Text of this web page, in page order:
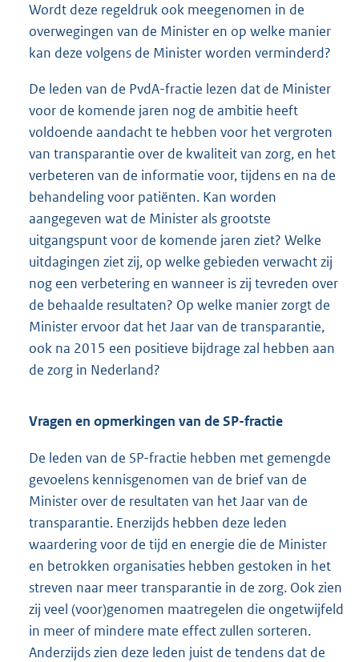
Wordt deze regeldruk ook meegenomen in de
overwegingen van de Minister en op welke manier
kan deze volgens de Minister worden verminderd?
De leden van de PvdA-fractie lezen dat de Minister
voor de komende jaren nog de ambitie heeft
voldoende aandacht te hebben voor het vergroten
van transparantie over de kwaliteit van zorg, en het
verbeteren van de informatie voor, tijdens en na de
behandeling voor patiënten. Kan worden
aangegeven wat de Minister als grootste
uitgangspunt voor de komende jaren ziet? Welke
uitdagingen ziet zij, op welke gebieden verwacht zij
nog een verbetering en wanneer is zij tevreden over
de behaalde resultaten? Op welke manier zorgt de
Minister ervoor dat het Jaar van de transparantie,
ook na 2015 een positieve bijdrage zal hebben aan
de zorg in Nederland?
Vragen en opmerkingen van de SP-fractie
De leden van de SP-fractie hebben met gemengde
gevoelens kennisgenomen van de brief van de
Minister over de resultaten van het Jaar van de
transparantie. Enerzijds hebben deze leden
waardering voor de tijd en energie die de Minister
en betrokken organisaties hebben gestoken in het
streven naar meer transparantie in de zorg. Ook zien
zij veel (voor)genomen maatregelen die ongetwijfeld
in meer of mindere mate effect zullen sorteren.
Anderzijds zien deze leden juist de tendens dat de